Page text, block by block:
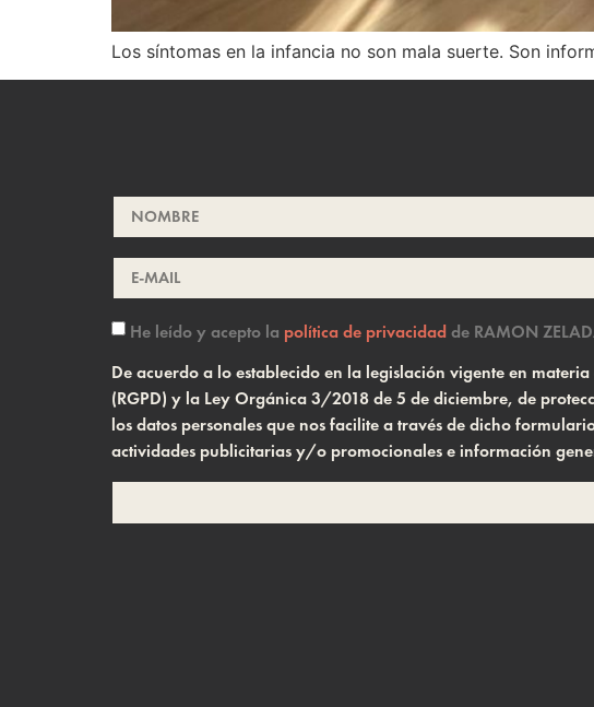
Los síntomas en la infancia no son mala suerte. Son
He leído y acepto la política de privacidadde RAMON
De acuerdo a lo establecido en la legislación vigente en
(RGPD) y la Ley Orgánica 3/2018 de 5 de diciembre, de
los datos personales que nos facilite a través de dicho
actividades publicitarias y/o promocionales e información